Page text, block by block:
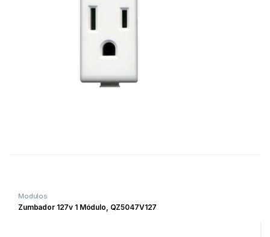
Modulos
Zumbador 127v 1 Módulo, QZ5047V127